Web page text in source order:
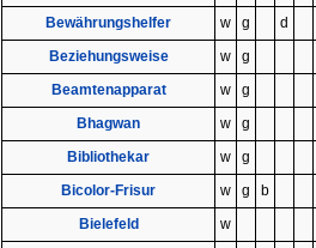
Bewährungshelfer
w g
d
Beziehungsweise
w
g
Be­am­ten­ap­pa­rat
w
g
Bhagwan
w
g
Bibliothekar
w
g
Bicolor-Frisur
w g
b
Bielefeld
w